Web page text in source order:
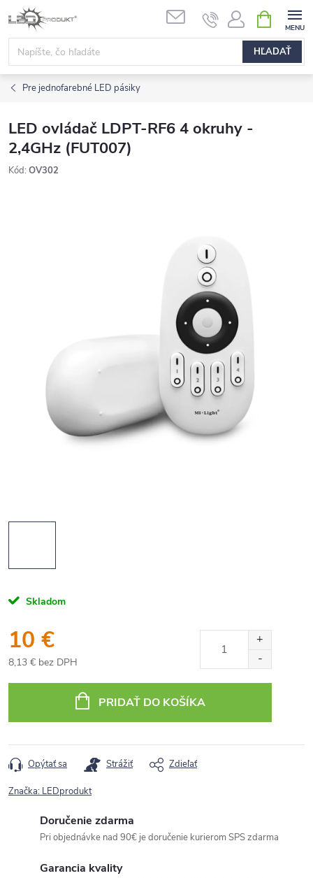
Prejsť
na
obsah
HĽADAŤ
KOŠÍK
Pre jednofarebné LED pásiky
LED ovládač LDPT-RF6 4 okruhy -
2,4GHz (FUT007)
Kód: OV302
Skladom
10 €
8,13 € bez DPH
cena:
PRIDAŤ DO KOŠÍKA
Opýtať sa Strážiť Zdieľať
Značka: LEDprodukt
Doručenie zdarma
Pri objednávke nad 90€ je doručenie kurierom SPS zdarma
Garancia kvality